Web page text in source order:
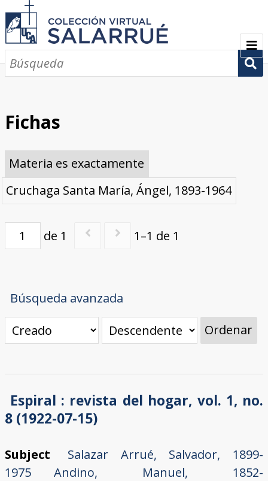
PRESENTACIÓN
COLECCIONES
Escritos sobre Salarrué
Periódicos de los siglos XlX y XX
Revistas de los siglos XIX y XX
Boletines de los siglos XIX y XX
GALERÍA
CONTACTOS
Fichas
Materia es exactamente
Cruchaga Santa María, Ángel, 1893-1964
de 1 1–1 de 1
Búsqueda avanzada
Ordenar
Espiral : revista del hogar, vol. 1, no.
8 (1922-07-15)
Subject
Salazar Arrué, Salvador, 1899-
1975
Andino, Manuel, 1852-